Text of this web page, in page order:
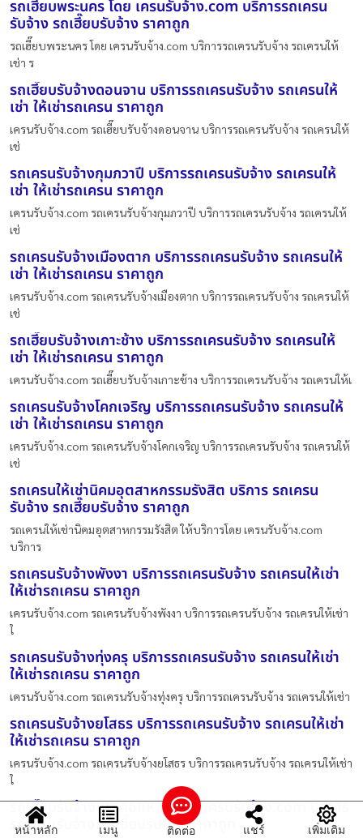
รถเฮี๊ยบพระนคร โดย เครนรับจ้าง.com บริการรถเครน
รับจ้าง รถเฮี๊ยบรับจ้าง ราคาถูก
รถเฮี๊ยบพระนคร โดย เครนรับจ้าง.com บริการรถเครนรับจ้าง รถเครนให้
เช่า ร
รถเฮี๊ยบรับจ้างดอนจาน บริการรถเครนรับจ้าง รถเครนให้
เช่า ให้เช่ารถเครน ราคาถูก
เครนรับจ้าง.com รถเฮี๊ยบรับจ้างดอนจาน บริการรถเครนรับจ้าง รถเครนให้
เช่
รถเครนรับจ้างกุมภวาปี บริการรถเครนรับจ้าง รถเครนให้
เช่า ให้เช่ารถเครน ราคาถูก
เครนรับจ้าง.com รถเครนรับจ้างกุมภวาปี บริการรถเครนรับจ้าง รถเครนให้
เช่
รถเครนรับจ้างเมืองตาก บริการรถเครนรับจ้าง รถเครนให้
เช่า ให้เช่ารถเครน ราคาถูก
เครนรับจ้าง.com รถเครนรับจ้างเมืองตาก บริการรถเครนรับจ้าง รถเครนให้
เช่
รถเฮี๊ยบรับจ้างเกาะช้าง บริการรถเครนรับจ้าง รถเครนให้
เช่า ให้เช่ารถเครน ราคาถูก
เครนรับจ้าง.com รถเฮี๊ยบรับจ้างเกาะช้าง บริการรถเครนรับจ้าง รถเครนให้เ
รถเครนรับจ้างโคกเจริญ บริการรถเครนรับจ้าง รถเครนให้
เช่า ให้เช่ารถเครน ราคาถูก
เครนรับจ้าง.com รถเครนรับจ้างโคกเจริญ บริการรถเครนรับจ้าง รถเครนให้
เช่
รถเครนให้เช่านิคมอุตสาหกรรมรังสิต บริการ รถเครน
รับจ้าง รถเฮี๊ยบรับจ้าง ราคาถูก
รถเครนให้เช่านิคมอุตสาหกรรมรังสิต ให้บริการโดย เครนรับจ้าง.com
บริการ
รถเครนรับจ้างพังงา บริการรถเครนรับจ้าง รถเครนให้เช่า
ให้เช่ารถเครน ราคาถูก
เครนรับจ้าง.com รถเครนรับจ้างพังงา บริการรถเครนรับจ้าง รถเครนให้เช่า
ใ
รถเครนรับจ้างทุ่งครุ บริการรถเครนรับจ้าง รถเครนให้เช่า
ให้เช่ารถเครน ราคาถูก
เครนรับจ้าง.com รถเครนรับจ้างทุ่งครุ บริการรถเครนรับจ้าง รถเครนให้เช่า
รถเครนรับจ้างยโสธร บริการรถเครนรับจ้าง รถเครนให้เช่า
ให้เช่ารถเครน ราคาถูก
เครนรับจ้าง.com รถเครนรับจ้างยโสธร บริการรถเครนรับจ้าง รถเครนให้เช่า
ใ
รถเฮี๊ยบรับจ้างบางคอแหลม โดย เครนรับจ้าง.com บริการ
รถเครนรับจ้าง รถเฮี๊ยบรับจ้าง ราคาถูก
หน้าหลัก เมนู ติดต่อ แชร์ เพิ่มเติม